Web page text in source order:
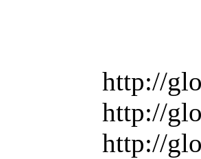
http://
http://
http://